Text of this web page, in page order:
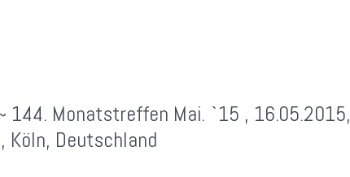
144. Monatstreffen Mai. `15 , 16.05.2015,
Köln, Deutschland